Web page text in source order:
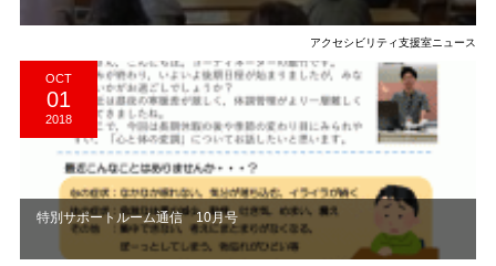
アクセシビリティ支援室ニュース
OCT
01
2018
特別サポートルーム通信 10月号